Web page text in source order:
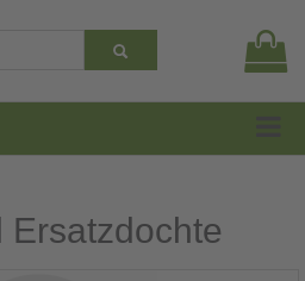
Ersatzdochte